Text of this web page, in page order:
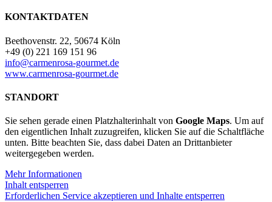
KONTAKTDATEN
Beethovenstr. 22, 50674 Köln
+49 (0) 221 169 151 96
info@carmenrosa-gourmet.de
www.carmenrosa-gourmet.de
STANDORT
Sie sehen gerade einen Platzhalterinhalt von Google Maps. Um auf
den eigentlichen Inhalt zuzugreifen, klicken Sie auf die Schaltfläche
unten. Bitte beachten Sie, dass dabei Daten an Drittanbieter
weitergegeben werden.
Mehr Informationen
Inhalt entsperren
Erforderlichen Service akzeptieren und Inhalte entsperren